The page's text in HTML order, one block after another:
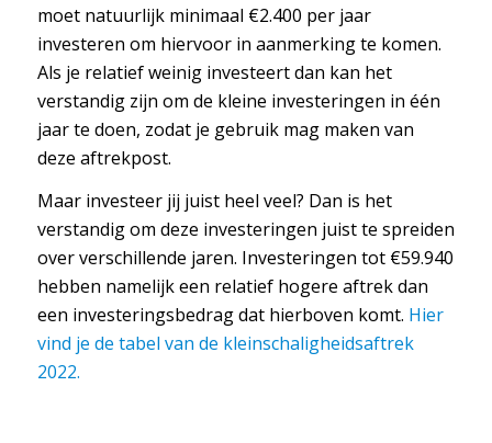
moet natuurlijk minimaal €2.400 per jaar
investeren om hiervoor in aanmerking te komen.
Als je relatief weinig investeert dan kan het
verstandig zijn om de kleine investeringen in één
jaar te doen, zodat je gebruik mag maken van
deze aftrekpost.
Maar investeer jij juist heel veel? Dan is het
verstandig om deze investeringen juist te spreiden
over verschillende jaren. Investeringen tot €59.940
hebben namelijk een relatief hogere aftrek dan
een investeringsbedrag dat hierboven komt. Hier
vind je de tabel van de kleinschaligheidsaftrek
2022.